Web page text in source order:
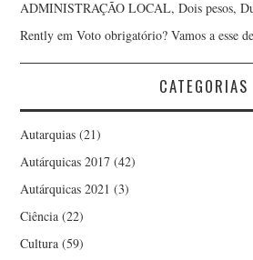
ADMINISTRAÇÃO LOCAL, Dois pesos,
Rently emVoto obrigatório? Vamos a esse
CATEGORIAS
Autarquias (21)
Autárquicas 2017 (42)
Autárquicas 2021 (3)
Ciência (22)
Cultura (59)